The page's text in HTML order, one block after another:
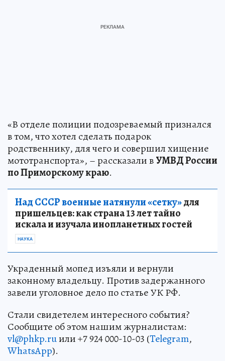
«В отделе полиции подозреваемый признался
в том, что хотел сделать подарок
родственнику, для чего и совершил хищение
мототранспорта», – рассказали вУМВД России
по Приморскому краю.
Над СССР военные натянули «сетку»для
пришельцев: как страна 13 лет тайно
искала и изучала инопланетных гостей
НАУКА
Украденный мопед изъяли и вернули
законному владельцу. Против задержанного
завели уголовное дело по статье УК РФ.
Стали свидетелем интересного события?
Сообщите об этом нашим журналистам:
vl@phkp.ruили +7 924 000-10-03 (Telegram,
WhatsApp).